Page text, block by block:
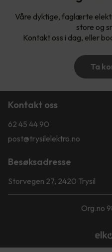
Våre dyktige, faglærte
store og
Kontakt oss i dag, eller
Ta
Kontakt oss
62 45 44 90
post@trysilelektro.no
Besøksadresse
Storvegen 27, 2420 Trysil
Org.no